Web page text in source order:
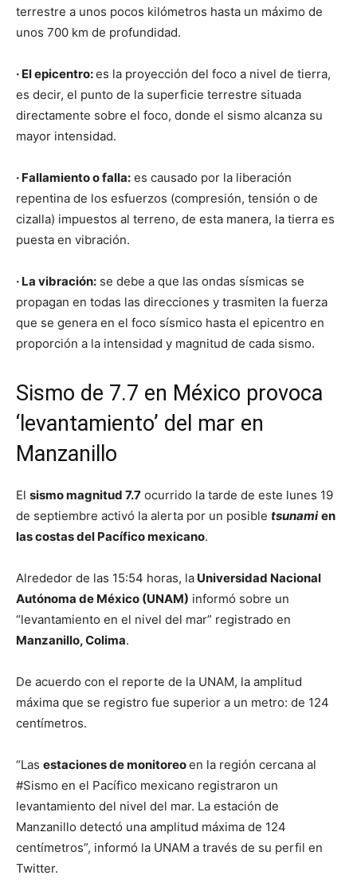
terrestre a unos pocos kilómetros hasta un máximo de
unos 700 km de profundidad.
· El epicentro:es la proyección del foco a nivel de tierra,
es decir, el punto de la superficie terrestre situada
directamente sobre el foco, donde el sismo alcanza su
mayor intensidad.
· Fallamiento o falla: es causado por la liberación
repentina de los esfuerzos (compresión, tensión o de
cizalla) impuestos al terreno, de esta manera, la tierra es
puesta en vibración.
· La vibración: se debe a que las ondas sísmicas se
propagan en todas las direcciones y trasmiten la fuerza
que se genera en el foco sísmico hasta el epicentro en
proporción a la intensidad y magnitud de cada sismo.
Sismo de 7.7 en México provoca
‘levantamiento’ del mar en
Manzanillo
El sismo magnitud 7.7 ocurrido la tarde de este lunes 19
de septiembre activó la alerta por un posible tsunami en
las costas del Pacífico mexicano.
Alrededor de las 15:54 horas, la Universidad Nacional
Autónoma de México (UNAM) informó sobre un
“levantamiento en el nivel del mar” registrado en
Manzanillo, Colima.
De acuerdo con el reporte de la UNAM, la amplitud
máxima que se registro fue superior a un metro: de 124
centímetros.
“Las estaciones de monitoreoen la región cercana al
#Sismo en el Pacífico mexicano registraron un
levantamiento del nivel del mar. La estación de
Manzanillo detectó una amplitud máxima de 124
centímetros”, informó la UNAM a través de su perfil en
Twitter.